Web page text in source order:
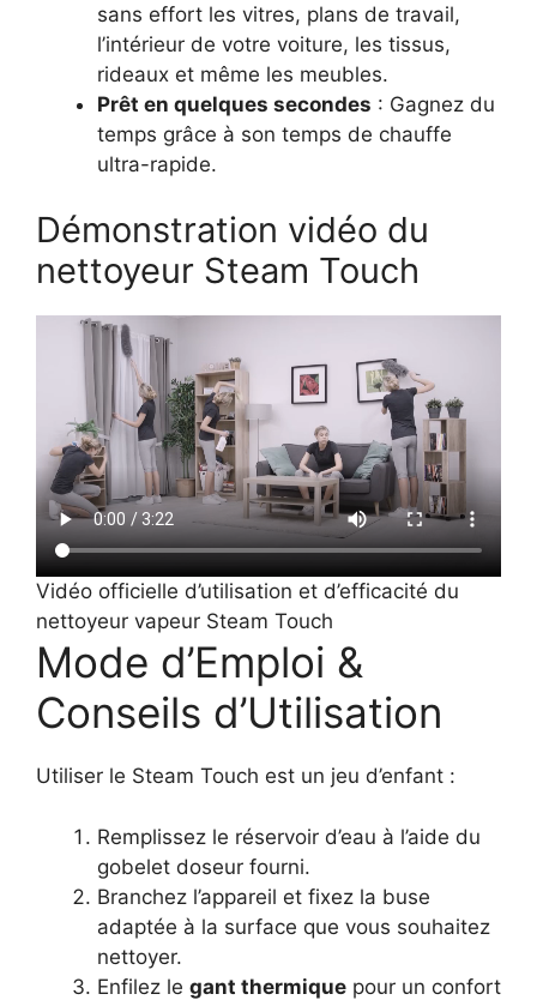
sans effort les vitres, plans de travail,
l’intérieur de votre voiture, les tissus,
rideaux et même les meubles.
Prêt en quelques secondes : Gagnez du
temps grâce à son temps de chauffe
ultra-rapide.
Démonstration vidéo du
nettoyeur Steam Touch
Vidéo officielle d’utilisation et d’efficacité du
nettoyeur vapeur Steam Touch
Mode d’Emploi &
Conseils d’Utilisation
Utiliser le Steam Touch est un jeu d’enfant :
Remplissez le réservoir d’eau à l’aide du
gobelet doseur fourni.
Branchez l’appareil et fixez la buse
adaptée à la surface que vous souhaitez
nettoyer.
Enfilez le gant thermique pour un confort